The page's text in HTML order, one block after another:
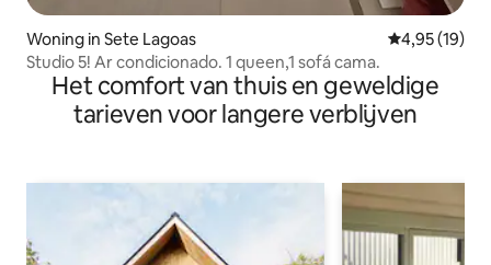
Woning in Sete Lagoas Gemiddelde
4,95 (19)
Studio 5! Ar condicionado. 1 queen,1 sofá cama.
Het comfort van thuis en geweldige
tarieven voor langere verblijven